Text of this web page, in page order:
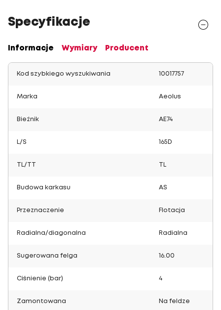
Specyfikacje
Informacje Wymiary Producent
Kod szybkiego wyszukiwania 10017757
Marka Aeolus
Bieżnik AE74
L/S 165D
TL/TT
Budowa karkasu AS
Przeznaczenie Flotacja
Radialna/diagonalna Radialna
Sugerowana felga 16.00
Ciśnienie (bar) 4
Zamontowana Na feldze